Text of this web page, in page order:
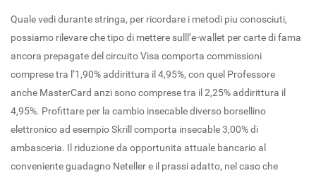
Quale vedi durante stringa, per ricordare i metodi piu conosciuti,
possiamo rilevare che tipo di mettere sulll’e-wallet per carte di fama
ancora prepagate del circuito Visa comporta commissioni
comprese tra l’1,90% addirittura il 4,95%, con quel Professore
anche MasterCard anzi sono comprese tra il 2,25% addirittura il
4,95%. Profittare per la cambio insecable diverso borsellino
elettronico ad esempio Skrill comporta insecable 3,00% di
ambasceria. Il riduzione da opportunita attuale bancario al
conveniente guadagno Neteller e il prassi adatto, nel caso che